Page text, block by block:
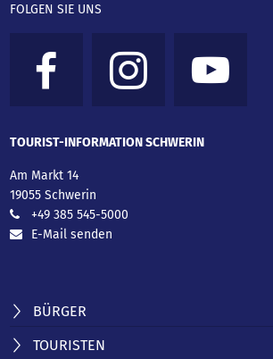
FOLGEN SIE UNS
TOURIST-INFORMATION SCHWERIN
Am Markt 14
19055 Schwerin
+49 385 545-5000
E-Mail senden
BÜRGER
TOURISTEN